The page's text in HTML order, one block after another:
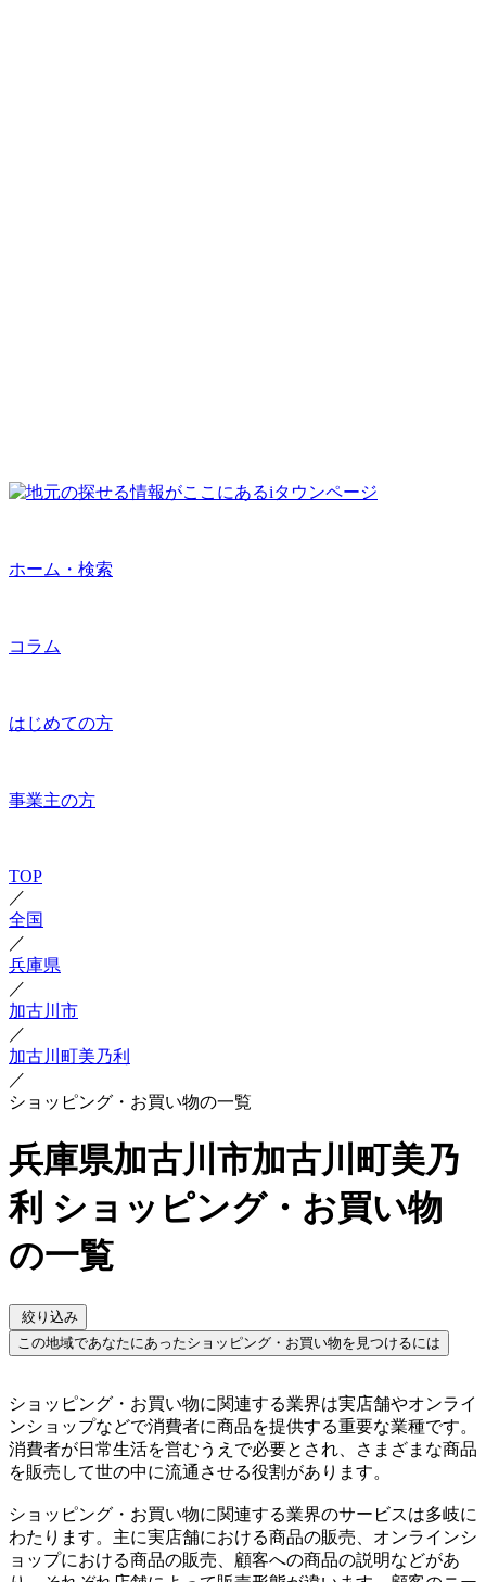
ホーム・検索
コラム
はじめての方
事業主の方
TOP
／
全国
／
兵庫県
／
加古川市
／
加古川町美乃利
／
ショッピング・お買い物の一覧
兵庫県加古川市加古川町美乃
利 ショッピング・お買い物
の一覧
絞り込み
この地域であなたにあったショッピング・お買い物を見つけるには
ショッピング・お買い物に関連する業界は実店舗やオンライ
ンショップなどで消費者に商品を提供する重要な業種です。
消費者が日常生活を営むうえで必要とされ、さまざまな商品
を販売して世の中に流通させる役割があります。
ショッピング・お買い物に関連する業界のサービスは多岐に
わたります。主に実店舗における商品の販売、オンラインシ
ョップにおける商品の販売、顧客への商品の説明などがあ